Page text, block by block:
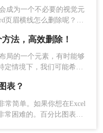
为末尾有表格，导致
，我们可以将表格
除空白页的有效方法，帮
。
成为一个不必要的视觉元
页眉横线怎么删除呢？本
法，高效删除！
局的一个元素，有时能够
定情境下，我们可能希望
本文将详细阐述几种常用
助您轻松应对这一挑战。
表？
常简单。如果你想在Excel
困难的。百分比图表信